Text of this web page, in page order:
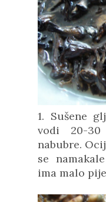
1. Sušene
vodi 20-
nabubre.
se
ima malo